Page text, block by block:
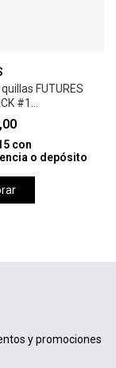
FUTURES
#1
THRUSTER x
WHITE
con
o depósito
y promociones